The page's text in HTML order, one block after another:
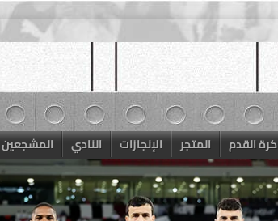
كرة القدم المتجر الإنجازات النادي المشجعين